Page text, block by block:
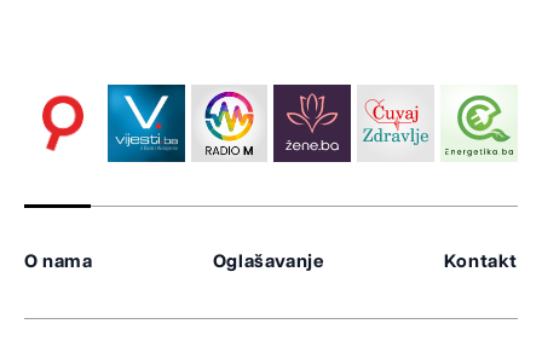
O nama Oglašavanje Kontakt